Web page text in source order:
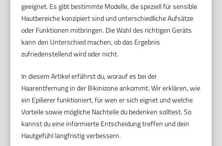
geeignet. Es gibt bestimmte Modelle, die speziell für sensible
Hautbereiche konzipiert sind und unterschiedliche Aufsätze
oder Funktionen mitbringen. Die Wahl des richtigen Geräts
kann den Unterschied machen, ob das Ergebnis
zufriedenstellend wird oder nicht.
In diesem Artikel erfährst du, worauf es bei der
Haarentfernung in der Bikinizone ankommt. Wir erklären, wie
ein Epilierer funktioniert, für wen er sich eignet und welche
Vorteile sowie mögliche Nachteile du bedenken solltest. So
kannst du eine informierte Entscheidung treffen und dein
Hautgefühl langfristig verbessern.